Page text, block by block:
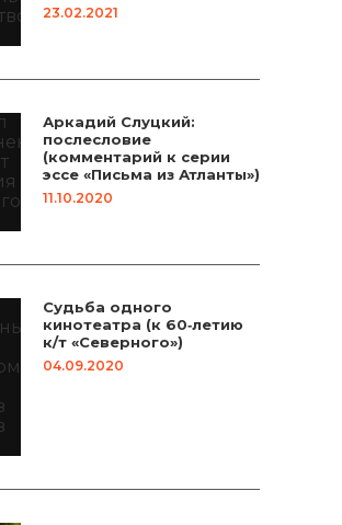
23.02.2021
Аркадий Слуцкий:
послесловие
(комментарий к серии
эссе «Письма из Атланты»)
11.10.2020
Судьба одного
кинотеатра (к 60‑летию
к/т «Северного»)
04.09.2020